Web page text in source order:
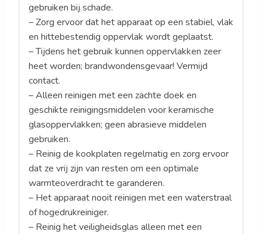
gebruiken bij schade.
– Zorg ervoor dat het apparaat op een stabiel, vlak
en hittebestendig oppervlak wordt geplaatst.
– Tijdens het gebruik kunnen oppervlakken zeer
heet worden; brandwondensgevaar! Vermijd
contact.
– Alleen reinigen met een zachte doek en
geschikte reinigingsmiddelen voor keramische
glasoppervlakken; geen abrasieve middelen
gebruiken.
– Reinig de kookplaten regelmatig en zorg ervoor
dat ze vrij zijn van resten om een optimale
warmteoverdracht te garanderen.
– Het apparaat nooit reinigen met een waterstraal
of hogedrukreiniger.
– Reinig het veiligheidsglas alleen met een